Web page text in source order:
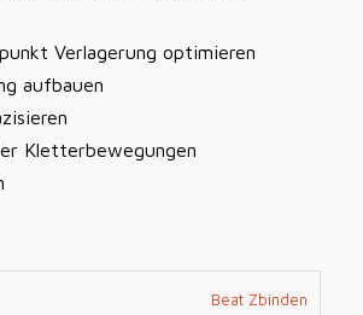
Verlagerung optimieren
aufbauen
Kletterbewegungen
Beat Zbinden